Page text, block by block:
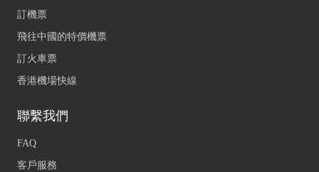
訂機票
飛往中國的特價機票
訂火車票
香港機場快線
聯繫我們
FAQ
客戶服務